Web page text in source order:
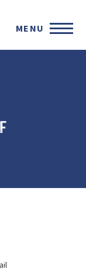
MENU